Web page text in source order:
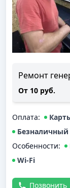
Ремонт
От 10 руб.
Оплата:
Особенности:
Wi-Fi
Позвонить